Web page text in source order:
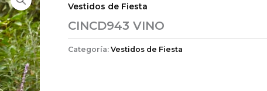
Vestidos de Fiesta
CINCD943 VINO
Categoría: Vestidos de Fiesta